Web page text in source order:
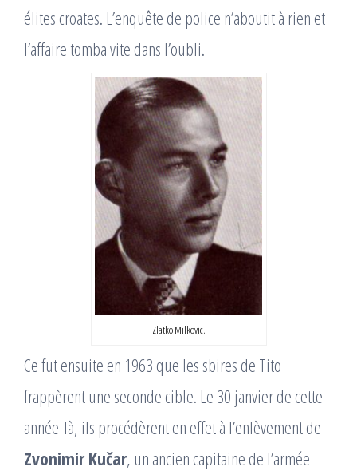
élites croates. L’enquête de police n’aboutit à rien et
l’affaire tomba vite dans l’oubli.
Zlatko Milkovic.
Ce fut ensuite en 1963 que les sbires de Tito
frappèrent une seconde cible. Le 30 janvier de cette
année-là, ils procédèrent en effet à l’enlèvement de
Zvonimir Kučar, un ancien capitaine de l’armée